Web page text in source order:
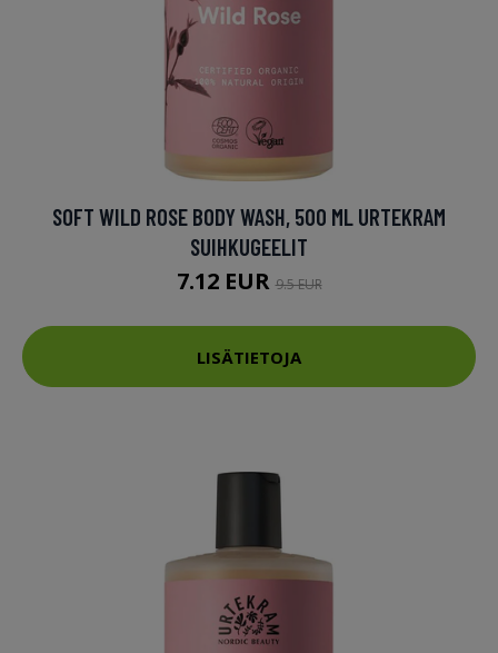
SOFT WILD ROSE BODY WASH, 500 ML URTEKRAM
SUIHKUGEELIT
7.12 EUR9.5 EUR
LISÄTIETOJA